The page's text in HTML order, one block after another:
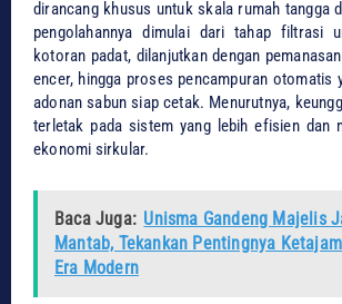
dirancang khusus untuk skala rumah tangga
pengolahannya dimulai dari tahap filtrasi
kotoran padat, dilanjutkan dengan
encer, hingga proses pencampuran otomatis
adonan sabun siap cetak. Menurutnya,
terletak pada sistem yang lebih efisien dan
ekonomi sirkular.
Baca Juga: Unisma Gandeng Majelis
Mantab, Tekankan Pentingnya
Era Modern